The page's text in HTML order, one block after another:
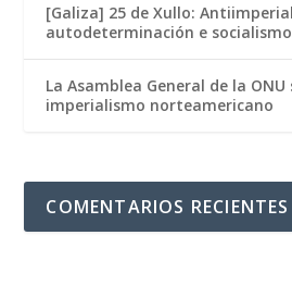
[Galiza] 25 de Xullo:
autodeterminación e socialismo
La Asamblea General de la
imperialismo norteamericano
COMENTARIOS RECIENTES